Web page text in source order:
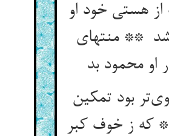
هستی خود او
** منتهای
بود تمکین
که ز خوف کبر